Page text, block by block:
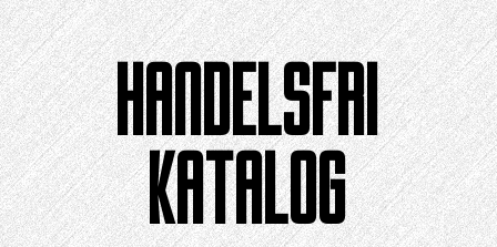
Hopp
til
innholdet
HANDELSFRI
KATALOG